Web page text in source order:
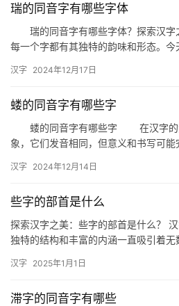
瑞的同音字有哪些字体
瑞的同音字有哪些字体？探索汉
每一个字都有其独特的韵味和形态。今
汉字 2024年12月17日
蝼的同音字有哪些字
蝼的同音字有哪些字 在汉字的海
象，它们发音相同，但意义和书写可
汉字 2024年12月14日
些字的部首是什么
探索汉字之美：些字的部首是什么？
独特的结构和丰富的内涵一直吸引着
一个…
汉字 2025年1月1日
滞字的同音字有哪些